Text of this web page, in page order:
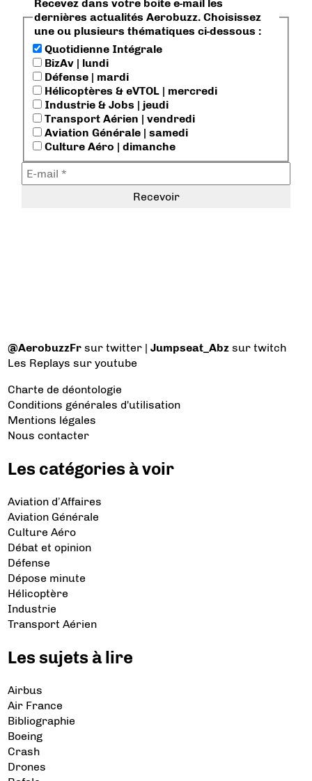
Recevez dans votre boite e-mail les
dernières actualités Aerobuzz. Choisissez
une ou plusieurs thématiques ci-dessous :
Quotidienne Intégrale
BizAv | lundi
Défense | mardi
Hélicoptères & eVTOL | mercredi
Industrie & Jobs | jeudi
Transport Aérien | vendredi
Aviation Générale | samedi
Culture Aéro | dimanche
@AerobuzzFr sur twitter |Jumpseat_Abz sur twitch
Les Replays sur youtube
Charte de déontologie
Conditions générales d'utilisation
Mentions légales
Nous contacter
Les catégories à voir
Aviation d’Affaires
Aviation Générale
Culture Aéro
Débat et opinion
Défense
Dépose minute
Hélicoptère
Industrie
Transport Aérien
Les sujets à lire
Airbus
Air France
Bibliographie
Boeing
Crash
Drones